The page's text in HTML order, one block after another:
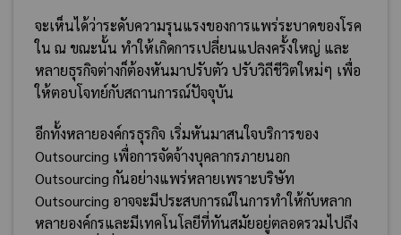
จะเห็นได้ว่าระดับความรุนแรงของการแพร่ระบาดของโรค
ใน ณ ขณะนั้น ทำให้เกิดการเปลี่ยนแปลงครั้งใหญ่ และ
หลายธุรกิจต่างก็ต้องหันมาปรับตัว ปรับวิถีชีวิตใหม่ๆ เพื่อ
ให้ตอบโจทย์กับสถานการณ์ปัจจุบัน
อีกทั้งหลายองค์กรธุรกิจ เริ่มหันมาสนใจบริการของ
Outsourcing เพื่อการจัดจ้างบุคลากรภายนอก
Outsourcing กันอย่างแพร่หลายเพราะบริษัท
Outsourcing อาจจะมีประสบการณ์ในการทำให้กับหลาก
หลายองค์กรและมีเทคโนโลยีที่ทันสมัยอยู่ตลอดรวมไปถึง